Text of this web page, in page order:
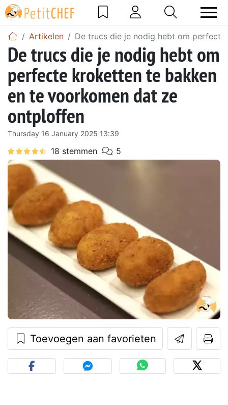
Artikelen De trucs die je nodig hebt om
De trucs die je nodig hebt om
perfecte kroketten te bakken
en te voorkomen dat ze
ontploffen
Thursday 16 January 2025 13:39
Toevoegen aan favorieten